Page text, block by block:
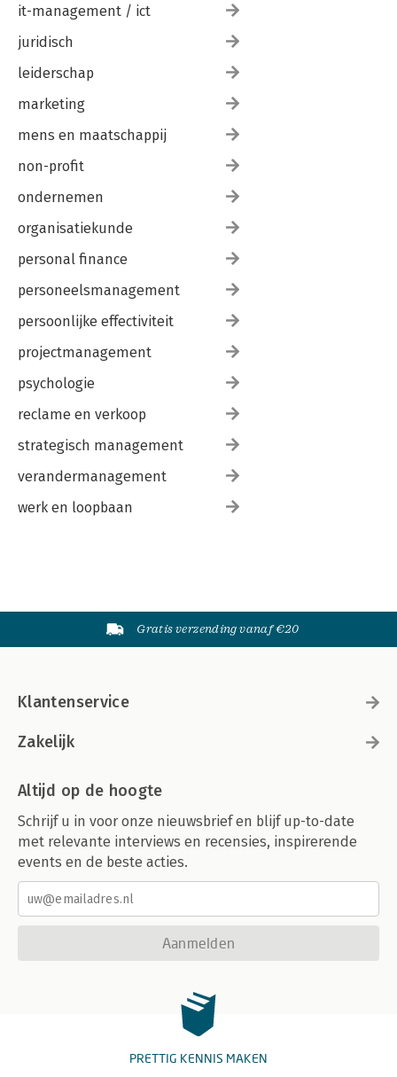
it-management / ict
juridisch
leiderschap
marketing
mens en maatschappij
non-profit
ondernemen
organisatiekunde
personal finance
personeelsmanagement
persoonlijke effectiviteit
projectmanagement
psychologie
reclame en verkoop
strategisch management
verandermanagement
werk en loopbaan
Gratis verzending vanaf €20
Klantenservice
Zakelijk
Altijd op de hoogte
Schrijf u in voor onze nieuwsbrief en blijf up-to-date
met relevante interviews en recensies, inspirerende
events en de beste acties.
Aanmelden
PRETTIG KENNIS MAKEN